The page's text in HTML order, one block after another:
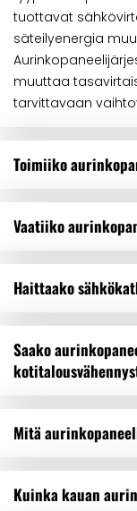
tuottavat
säteilyenergia
muuttaa
tarvittavaan
Toimiiko
Vaatiiko
Haittaako
Saako
Mitä
Kuinka kauan